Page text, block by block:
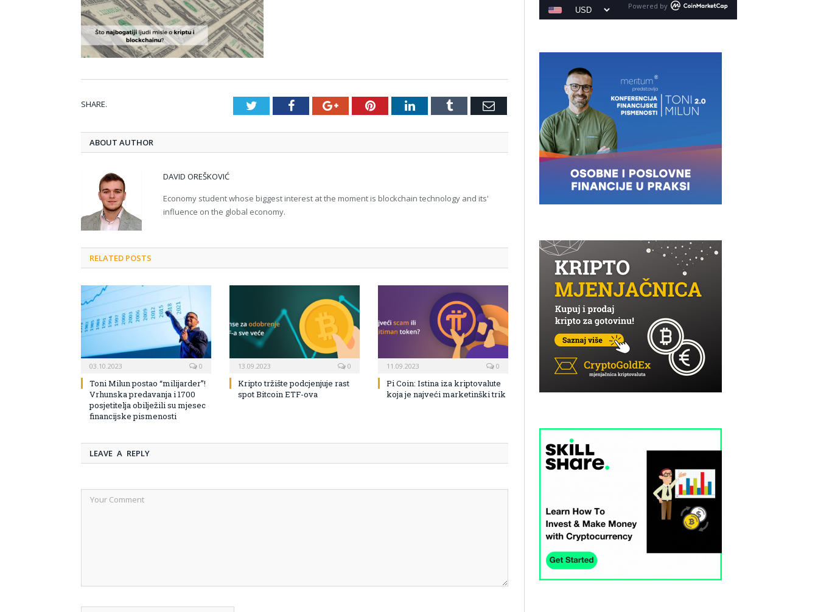
SHARE. TwitterFacebookGoogle+PinterestLinkedInTumblr Email
ABOUT AUTHOR
DAVID OREŠKOVIĆ
Economy student whose biggest interest at the moment is blockchain technology and its'
influence on the global economy.
RELATED POSTS
03.10.2023 0
Toni Milun postao “milijarder”!
Vrhunska predavanja i 1700
posjetitelja obilježili su mjesec
financijske pismenosti
13.09.2023 0
Kripto tržište podcjenjuje rast
spot Bitcoin ETF-ova
11.09.2023 0
Pi Coin: Istina iza kriptovalute
koja je najveći marketinški trik
LEAVE A REPLY
Powered by